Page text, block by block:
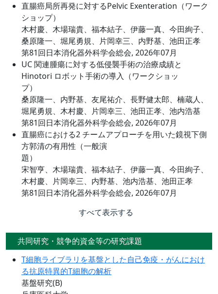
直腸癌局所再発に対するPelvic Exenteration（ワーク
ショップ）
木村慶、木場瑞貴、福本結子、伊藤一真、今田絢子、
桑原隆一、堀尾勇規、片岡幸三、内野基、池田正孝
第81回日本消化器外科学会総会, 2026年07月
UC 関連腫瘍に対する低侵襲手術の治療成績と
Hinotori ロボット手術の導入（ワークショッ
プ）
桑原隆一、内野基、友尾祐介、長野健太郎、楠蔵人、
堀尾勇規、木村慶、片岡幸三、池田正孝、池内浩基
第81回日本消化器外科学会総会, 2026年07月
直腸癌における2 チームアプローチを用いた鏡視下側
方郭清の有用性（一般演
題）
宋智亨、木場瑞貴、福本結子、伊藤一真、今田絢子、
木村慶、片岡幸三、内野基、池内浩基、池田正孝
第81回日本消化器外科学会総会, 2026年07月
すべて表示する
共同研究・競争的資金等の研究課題
T細胞ライブラリを基盤とした自己免疫・がんにおけ
る抗原特異的T細胞の解析
基盤研究(B)